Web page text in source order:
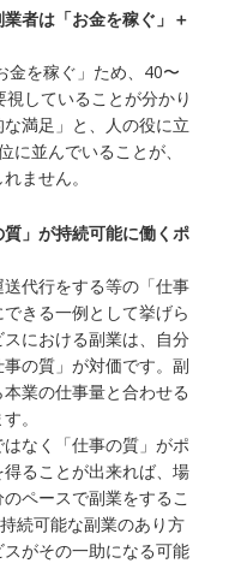
者は「お金を稼ぐ」＋
金を稼ぐ」ため、40〜
していることが分かり
満足」と、人の役に立
に並んでいることが、
ません。
」が持続可能に働くポ
代行をする等の「仕事
きる一例として挙げら
における副業は、自分
の質」が対価です。副
業の仕事量と合わせる
。
なく「仕事の質」がポ
ることが出来れば、場
ペースで副業をするこ
続可能な副業のあり方
がその一助になる可能